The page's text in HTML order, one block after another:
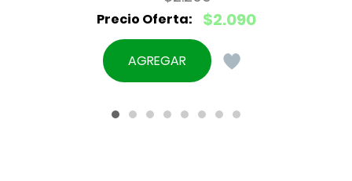
El
precio
original
$2.090
El
precio
actual
$2.090.
AGREGAR